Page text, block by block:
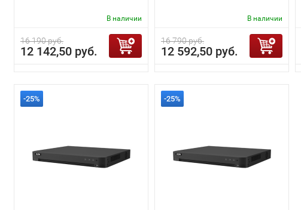
В наличии
16 190 руб.
12 142,50 руб.
В наличии
16 790 руб.
12 592,50 руб.
-25% -25%